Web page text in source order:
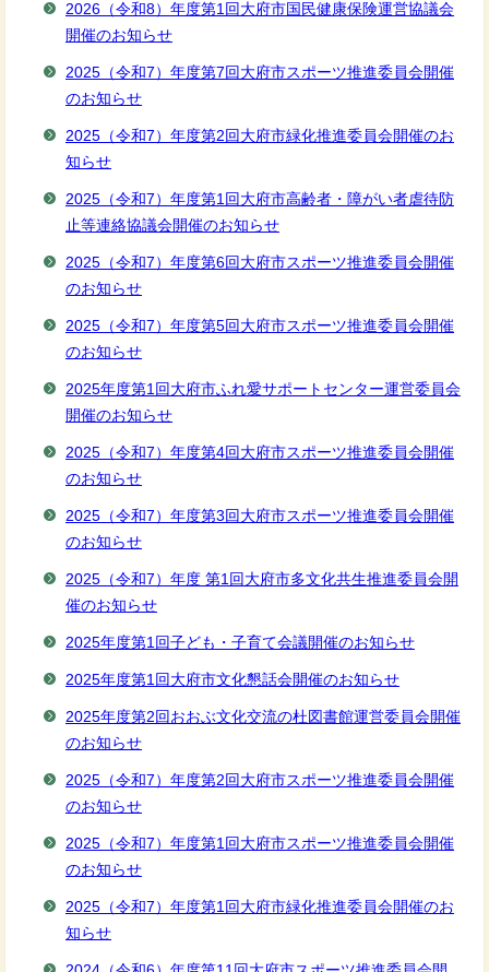
2026（令和8）年度第1回大府市国民健康保険運営協議会
開催のお知らせ
2025（令和7）年度第7回大府市スポーツ推進委員会開催
のお知らせ
2025（令和7）年度第2回大府市緑化推進委員会開催のお
知らせ
2025（令和7）年度第1回大府市高齢者・障がい者虐待防
止等連絡協議会開催のお知らせ
2025（令和7）年度第6回大府市スポーツ推進委員会開催
のお知らせ
2025（令和7）年度第5回大府市スポーツ推進委員会開催
のお知らせ
2025年度第1回大府市ふれ愛サポートセンター運営委員会
開催のお知らせ
2025（令和7）年度第4回大府市スポーツ推進委員会開催
のお知らせ
2025（令和7）年度第3回大府市スポーツ推進委員会開催
のお知らせ
2025（令和7）年度 第1回大府市多文化共生推進委員会開
催のお知らせ
2025年度第1回子ども・子育て会議開催のお知らせ
2025年度第1回大府市文化懇話会開催のお知らせ
2025年度第2回おおぶ文化交流の杜図書館運営委員会開催
のお知らせ
2025（令和7）年度第2回大府市スポーツ推進委員会開催
のお知らせ
2025（令和7）年度第1回大府市スポーツ推進委員会開催
のお知らせ
2025（令和7）年度第1回大府市緑化推進委員会開催のお
知らせ